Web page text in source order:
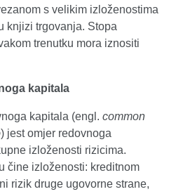
s velikim izloženostima
knjizi trgovanja. Stopa
trenutku mora iznositi
kapitala
kapitala (engl. common
) jest omjer redovnoga
izloženosti rizicima.
čine izloženosti: kreditnom
rizik druge ugovorne strane,